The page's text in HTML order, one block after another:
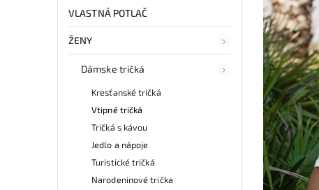
VLASTNÁ POTLAČ
ŽENY
Dámske tričká
Kresťanské tričká
Vtipné tričká
Tričká s kávou
Jedlo a nápoje
Turistické tričká
Narodeninové trička